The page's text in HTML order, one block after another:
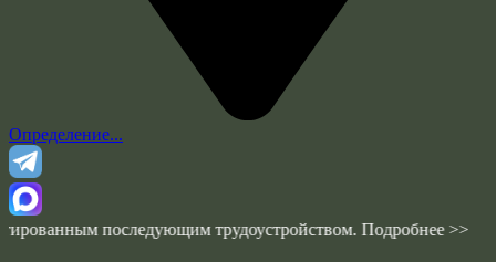
Определение...
трудоустройством. Подробнее >>